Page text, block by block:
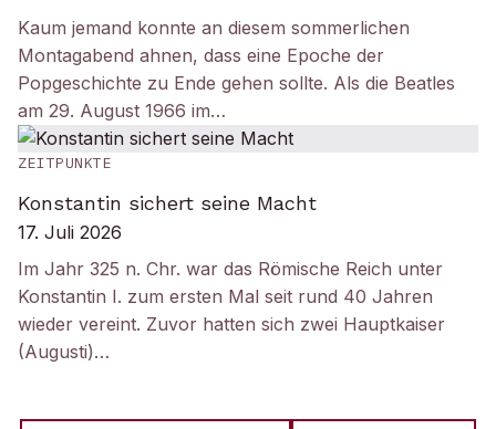
Kaum jemand konnte an diesem sommerlichen
Montagabend ahnen, dass eine Epoche der
Popgeschichte zu Ende gehen sollte. Als die Beatles
am 29. August 1966 im…
ZEITPUNKTE
Konstantin sichert seine Macht
17. Juli 2026
Im Jahr 325 n. Chr. war das Römische Reich unter
Konstantin I. zum ersten Mal seit rund 40 Jahren
wieder vereint. Zuvor hatten sich zwei Hauptkaiser
(Augusti)…